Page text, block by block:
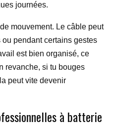
journées.
mouvement. Le câble peut
pendant certains gestes
est bien organisé, ce
revanche, si tu bouges
peut vite devenir
à batterie